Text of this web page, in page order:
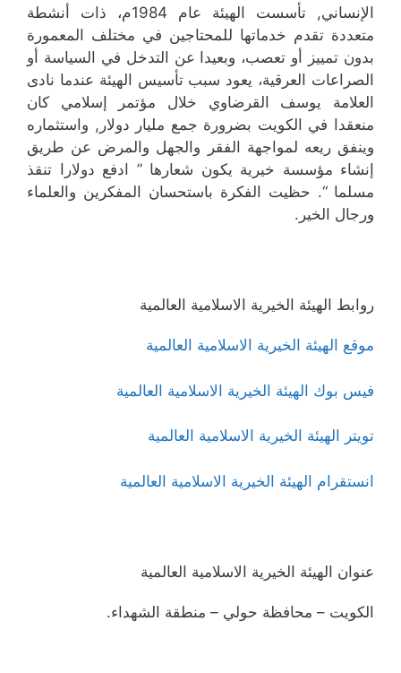
الإنساني, تأسست الهيئة عام 1984م، ذات أنشطة
متعددة تقدم خدماتها للمحتاجين في مختلف المعمورة
بدون تمييز أو تعصب، وبعيدا عن التدخل في السياسة أو
الصراعات العرقية، يعود سبب تأسيس الهيئة عندما نادى
العلامة يوسف القرضاوي خلال مؤتمر إسلامي كان
منعقدا في الكويت بضرورة جمع مليار دولار, واستثماره
وينفق ريعه لمواجهة الفقر والجهل والمرض عن طريق
إنشاء مؤسسة خيرية يكون شعارها ” ادفع دولارا تنقذ
مسلما “. حظيت الفكرة باستحسان المفكرين والعلماء
ورجال الخير.
روابط الهيئة الخيرية الاسلامية العالمية
موقع الهيئة الخيرية الاسلامية العالمية
فيس بوك الهيئة الخيرية الاسلامية العالمية
تويتر الهيئة الخيرية الاسلامية العالمية
انستقرام الهيئة الخيرية الاسلامية العالمية
عنوان الهيئة الخيرية الاسلامية العالمية
الكويت – محافظة حولي – منطقة الشهداء.